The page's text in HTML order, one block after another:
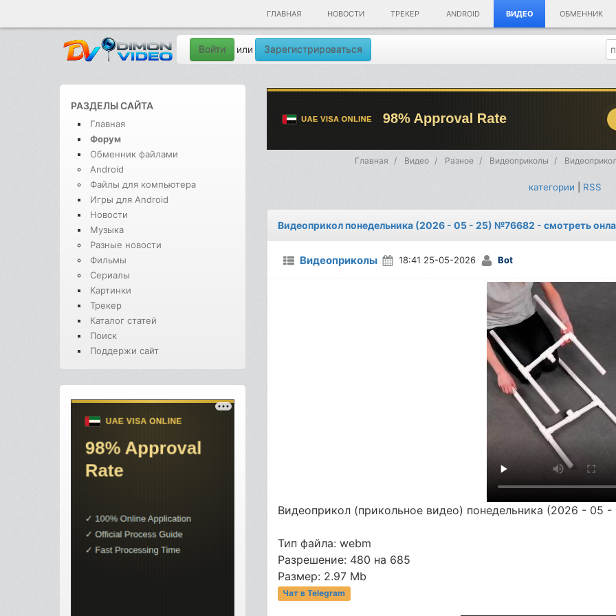
ГЛАВНАЯ НОВОСТИ ТРЕКЕР ANDROID ВИДЕО ОБМЕННИК
Войти или Зарегистрироваться
РАЗДЕЛЫ САЙТА
Главная
Форум
Обменник файлами
Android
Файлы для компьютера
Игры для Android
Новости
Музыка
Разные новости
Фильмы
Сериалы
Картинки
Трекер
Каталог статей
Поиск
Поддержи сайт
Главная Видео Разное Видеоприколы
категории RSS
Видеоприкол понедельника (2026 - 05 - 25) №76682 - смотреть
Видеоприколы 18:41 25-05-2026 Bot
Видеоприкол (прикольное видео) понедельника (2026 - 05 -
Тип файла: webm
Разрешение: 480 на 685
Размер: 2.97 Mb
Чат в Telegram